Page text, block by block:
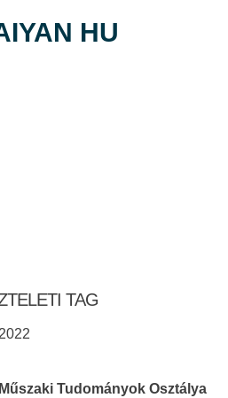
HU
TAG
2022
Műszaki Tudományok Osztálya